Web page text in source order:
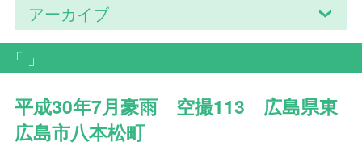
アーカイブ
「 」
平成30年7月豪雨 空撮113 広島県東
広島市八本松町